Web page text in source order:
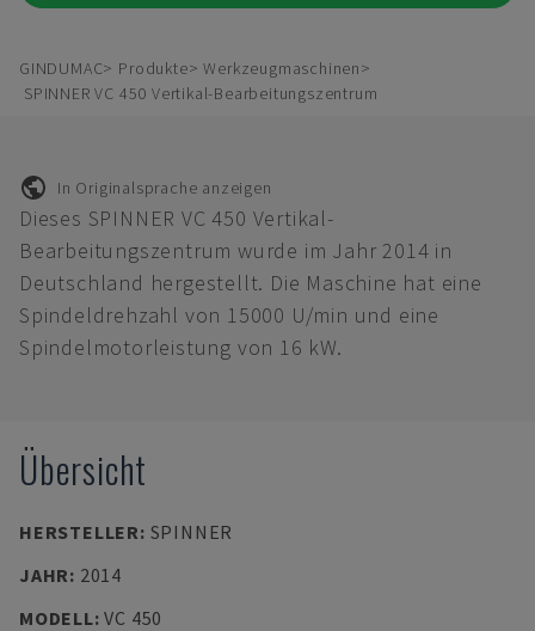
GINDUMAC Produkte
Werkzeugmaschinen
SPINNER VC 450 Vertikal-Bearbeitungszentrum
In Originalsprache anzeigen
Dieses SPINNER VC 450 Vertikal-
Bearbeitungszentrum wurde im Jahr 2014 in
Deutschland hergestellt. Die Maschine hat eine
Spindeldrehzahl von 15000 U/min und eine
Spindelmotorleistung von 16 kW.
Übersicht
HERSTELLER: SPINNER
JAHR: 2014
MODELL:VC 450